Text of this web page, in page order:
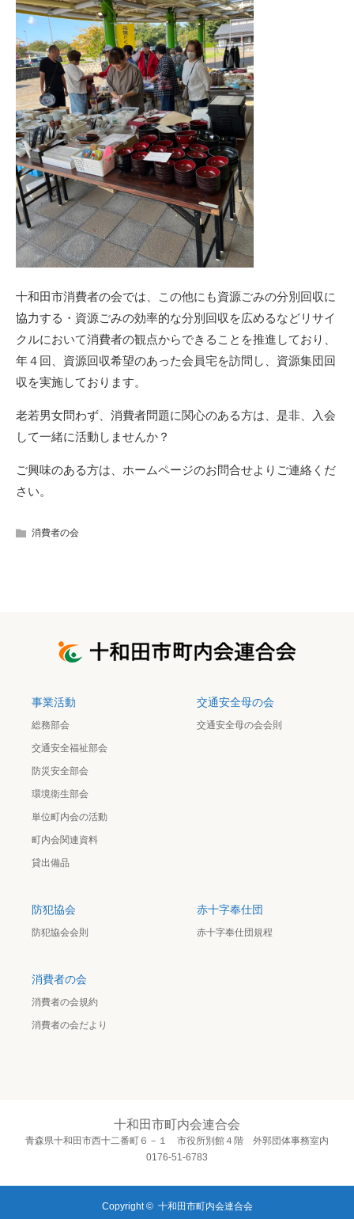
十和田市消費者の会では、この他にも資源ごみの分別回収に
協力する・資源ごみの効率的な分別回収を広めるなどリサイ
クルにおいて消費者の観点からできることを推進しており、
年４回、資源回収希望のあった会員宅を訪問し、資源集団回
収を実施しております。
老若男女問わず、消費者問題に関心のある方は、是非、入会
して一緒に活動しませんか？
ご興味のある方は、ホームページのお問合せよりご連絡くだ
さい。
消費者の会
事業活動
総務部会
交通安全福祉部会
防災安全部会
環境衛生部会
単位町内会の活動
町内会関連資料
貸出備品
交通安全母の会
交通安全母の会会則
防犯協会
防犯協会会則
赤十字奉仕団
赤十字奉仕団規程
消費者の会
消費者の会規約
消費者の会だより
十和田市町内会連合会
青森県十和田市西十二番町６－１ 市役所別館４階 外郭団体事務室内
0176-51-6783
Copyright © 十和田市町内会連合会